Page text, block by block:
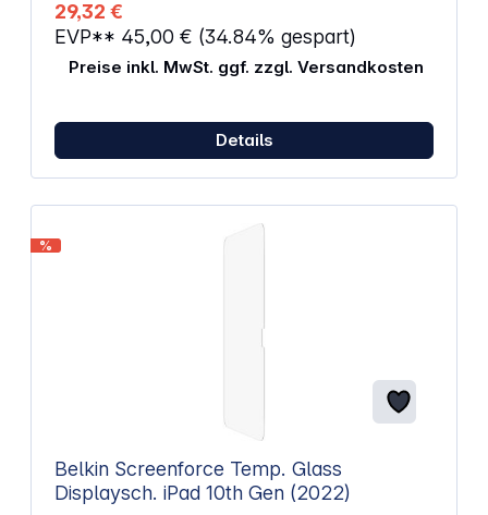
29,32 €
EVP** 45,00 € (34.84% gespart)
Preise inkl. MwSt. ggf. zzgl. Versandkosten
Details
%
Belkin Screenforce Temp. Glass
Displaysch. iPad 10th Gen (2022)